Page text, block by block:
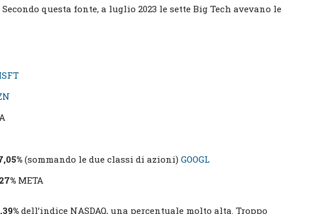
Secondo questa fonte, a luglio 2023 le sette Big Tech avevano le
(sommando le due classi di azioni) GOOGL
META
dell’indice NASDAQ, una percentuale molto alta. Troppo